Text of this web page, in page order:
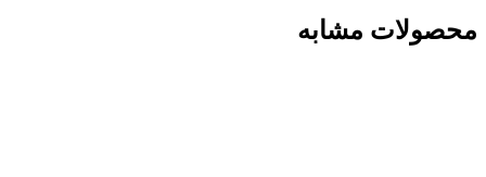
محصولات مشابه